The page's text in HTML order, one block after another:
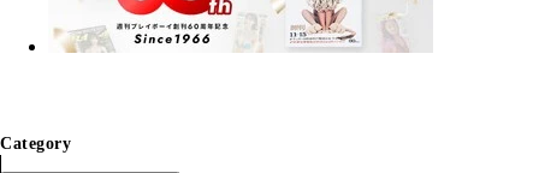
Category